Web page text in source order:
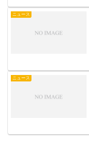
ニュース
ニュース